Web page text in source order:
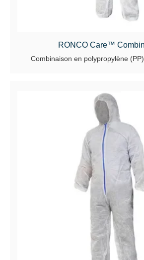
RONCO Care™
Combinaison en polypropylène